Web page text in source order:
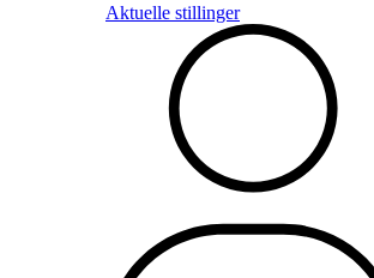
Aktuelle stillinger